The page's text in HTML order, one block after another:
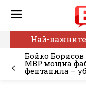
Най-
Бойко Борисов
МВР мощна
фентанила –